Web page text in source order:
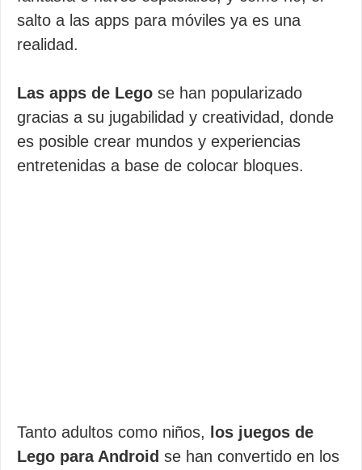
salto a las apps para móviles ya es una
realidad.
Las apps de Lego se han popularizado
gracias a su jugabilidad y creatividad, donde
es posible crear mundos y experiencias
entretenidas a base de colocar bloques.
Tanto adultos como niños, los juegos de
Lego para Android se han convertido en los